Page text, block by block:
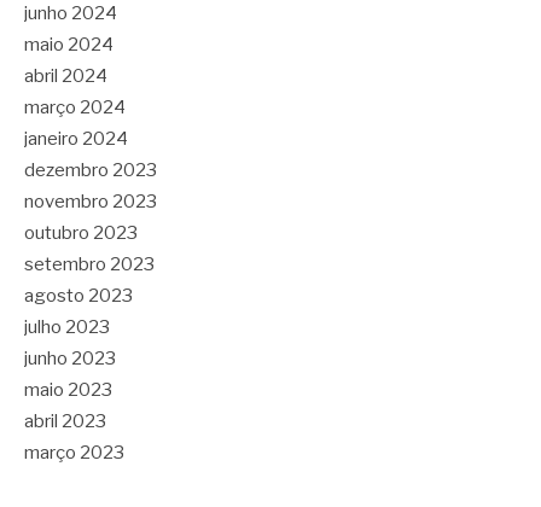
junho 2024
maio 2024
abril 2024
março 2024
janeiro 2024
dezembro 2023
novembro 2023
outubro 2023
setembro 2023
agosto 2023
julho 2023
junho 2023
maio 2023
abril 2023
março 2023